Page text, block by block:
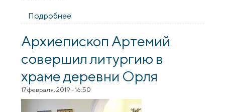
Подробнее
соборное богослужение духовенства
Щучинского и Вороновского благочиний
Архиепископ Артемий
совершил литургию в
храме деревни Орля
17 февраля, 2019 - 16:50